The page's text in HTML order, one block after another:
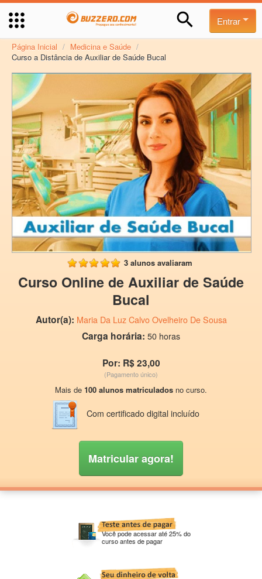
Entrar
Página Inicial / Medicina e Saúde /
Curso a Distância de Auxiliar de Saúde Bucal
3 alunos avaliaram
Curso Online de Auxiliar de Saúde
Bucal
Autor(a): Maria Da Luz Calvo Ovelheiro De Sousa
Carga horária: 50 horas
Por: R$ 23,00
(Pagamento único)
Mais de 100 alunos matriculados no curso.
Com certificado digital incluído
Matricular agora!
Você pode acessar até 25% do
curso antes de pagar